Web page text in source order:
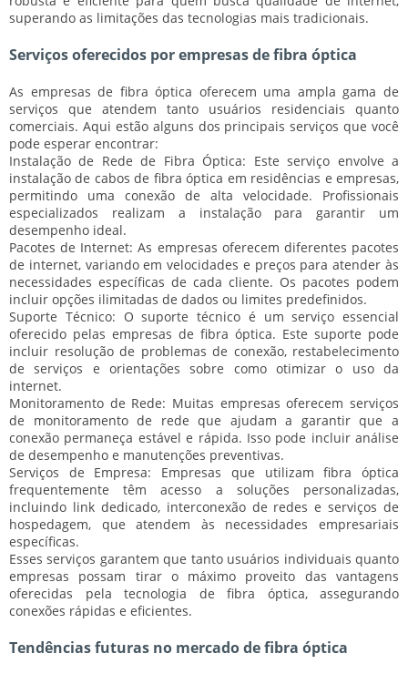
superando as limitações das tecnologias mais tradicionais.
Serviços oferecidos por empresas de fibra óptica
As empresas de fibra óptica oferecem uma ampla gama de
serviços que atendem tanto usuários residenciais quanto
comerciais. Aqui estão alguns dos principais serviços que você
pode esperar encontrar:
Instalação de Rede de Fibra Óptica: Este serviço envolve a
instalação de cabos de fibra óptica em residências e empresas,
permitindo uma conexão de alta velocidade. Profissionais
especializados realizam a instalação para garantir um
desempenho ideal.
Pacotes de Internet: As empresas oferecem diferentes pacotes
de internet, variando em velocidades e preços para atender às
necessidades específicas de cada cliente. Os pacotes podem
incluir opções ilimitadas de dados ou limites predefinidos.
Suporte Técnico: O suporte técnico é um serviço essencial
oferecido pelas empresas de fibra óptica. Este suporte pode
incluir resolução de problemas de conexão, restabelecimento
de serviços e orientações sobre como otimizar o uso da
internet.
Monitoramento de Rede: Muitas empresas oferecem serviços
de monitoramento de rede que ajudam a garantir que a
conexão permaneça estável e rápida. Isso pode incluir análise
de desempenho e manutenções preventivas.
Serviços de Empresa: Empresas que utilizam fibra óptica
frequentemente têm acesso a soluções personalizadas,
incluindo link dedicado, interconexão de redes e serviços de
hospedagem, que atendem às necessidades empresariais
específicas.
Esses serviços garantem que tanto usuários individuais quanto
empresas possam tirar o máximo proveito das vantagens
oferecidas pela tecnologia de fibra óptica, assegurando
conexões rápidas e eficientes.
Tendências futuras no mercado de fibra óptica